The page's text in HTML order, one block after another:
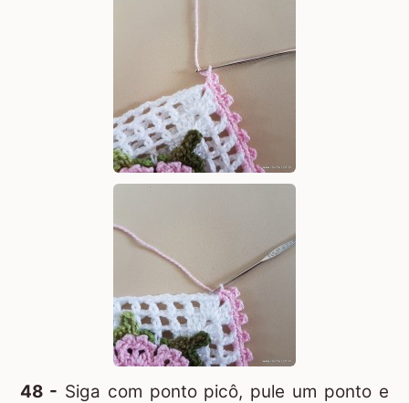
48 - Siga com ponto picô, pule um ponto e